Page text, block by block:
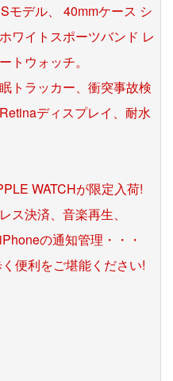
モデル、 40mmケース シ
ワイトスポーツバンド レ
トウォッチ。
トラッカー、衝突事故検
ディスプレイ、耐水
WATCHが限定入荷!
ス決済、音楽再生、
の通知管理・・・
便利をご堪能ください!